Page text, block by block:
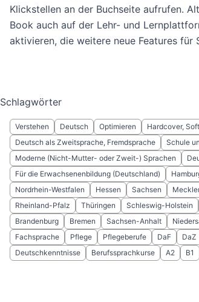
Klickstellen an der Buchseite aufrufen.
Book auch auf der Lehr- und
aktivieren, die weitere neue Features für
Schlagwörter
Verstehen Deutsch Optimieren Hardcover,
Deutsch als Zweitsprache, Fremdsprache
Schule
Moderne (Nicht-Mutter- oder Zweit-) Sprachen
Für die Erwachsenenbildung (Deutschland)
Nordrhein-Westfalen
Hessen Sachsen
Rheinland-Pfalz
Thüringen Schleswig-Holstein
Brandenburg
Bremen Sachsen-Anhalt
Fachsprache
Pflege Pflegeberufe DaF DaZ
Deutschkenntnisse
Berufssprachkurse A2 B1